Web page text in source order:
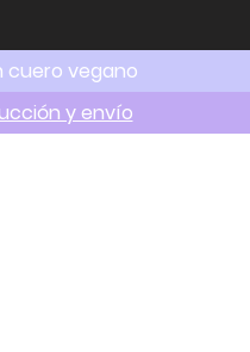
cuero vegano
y envío